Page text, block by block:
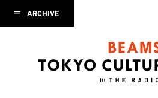
ARCHIVE